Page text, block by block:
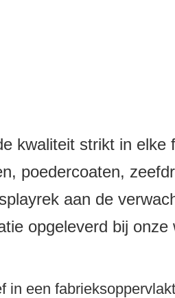
kwaliteit strikt in
poedercoaten,
aan de
opgeleverd bij onze
in een